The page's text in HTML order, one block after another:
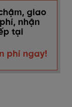
giao
nhận
tại
phí ngay!